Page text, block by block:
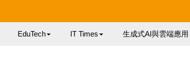
EduTech IT Times 生成式AI與雲端應用